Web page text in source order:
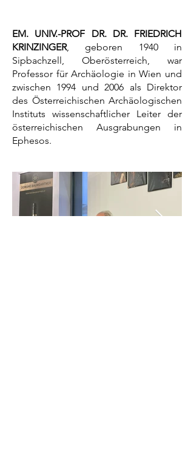
​​EM. UNIV.-PROF DR. DR. FRIEDRICH
KRINZINGER, geboren 1940 in
Sipbachzell, Oberösterreich, war
Professor für Archäologie in Wien und
zwischen 1994 und 2006 als Direktor
des Österreichischen Archäologischen
Instituts wissenschaftlicher Leiter der
österreichischen Ausgrabungen in
Ephesos.